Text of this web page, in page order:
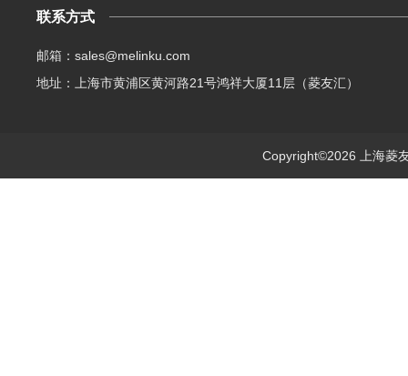
联系方式
邮箱：sales@melinku.com
地址：上海市黄浦区黄河路21号鸿祥大厦11层（菱友汇）
Copyright©2026 上海菱